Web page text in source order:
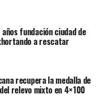
fundación ciudad de
a rescatar
recupera la medalla de
relevo mixto en 4×100